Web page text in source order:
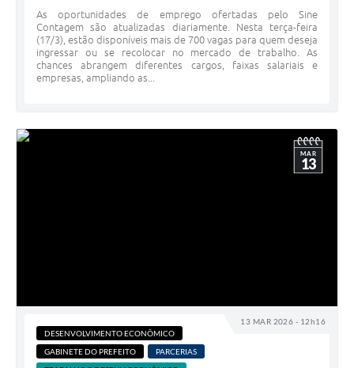
As oportunidades de emprego ofertadas pelo Sine
Contagem são atualizadas diariamente. Nesta terça-feira
(17/3), estão disponíveis mais de 700 vagas para quem deseja
ingressar ou se recolocar no mercado de trabalho. As
chances abrangem diferentes cargos, faixas salariais e
empresas, ampliando as...
13 MAR 2026 - 12h16
MAR
13
DESENVOLVIMENTO ECONÔMICO
GABINETE DO PREFEITO
PARCERIAS